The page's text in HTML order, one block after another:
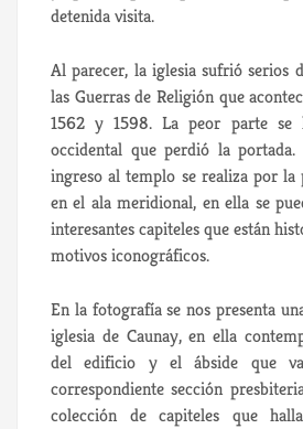
detenida visita.
Al parecer, la iglesia sufrió serios
las Guerras de Religión que
1562 y 1598. La peor parte se
occidental que perdió la
ingreso al templo se realiza por la
en el ala meridional, en ella se
interesantes capiteles que están
motivos iconográficos.
En la fotografía se nos presenta
iglesia de Caunay, en ella
del edificio y el ábside que
correspondiente sección
colección de capiteles que